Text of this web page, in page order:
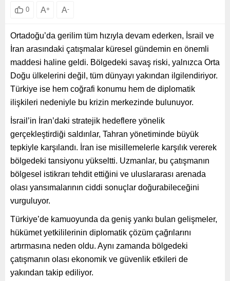
0 A+ A-
Ortadoğu’da gerilim tüm hızıyla devam ederken, İsrail ve
İran arasındaki çatışmalar küresel gündemin en önemli
maddesi haline geldi. Bölgedeki savaş riski, yalnızca Orta
Doğu ülkelerini değil, tüm dünyayı yakından ilgilendiriyor.
Türkiye ise hem coğrafi konumu hem de diplomatik
ilişkileri nedeniyle bu krizin merkezinde bulunuyor.
İsrail’in İran’daki stratejik hedeflere yönelik
gerçekleştirdiği saldırılar, Tahran yönetiminde büyük
tepkiyle karşılandı. İran ise misillemelerle karşılık vererek
bölgedeki tansiyonu yükseltti. Uzmanlar, bu çatışmanın
bölgesel istikrarı tehdit ettiğini ve uluslararası arenada
olası yansımalarının ciddi sonuçlar doğurabileceğini
vurguluyor.
Türkiye’de kamuoyunda da geniş yankı bulan gelişmeler,
hükümet yetkililerinin diplomatik çözüm çağrılarını
artırmasına neden oldu. Aynı zamanda bölgedeki
çatışmanın olası ekonomik ve güvenlik etkileri de
yakından takip ediliyor.